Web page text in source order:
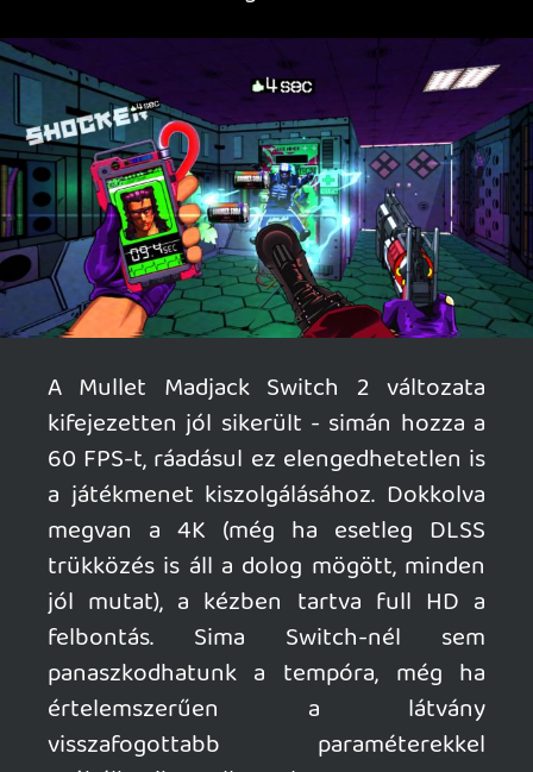
darabokra szamuráj karddal a
mechanikus gonosztevőket. Bárkinek
könnyedén ajánlható, hiszen egyszerű,
színtiszta szórakozás.
Mullet Madjack |PLATFORMPC, Xbox, PS,
Switch 1-2 (tesztelt) |KIADÓEpopeia
Games |FEJLESZTŐHAMMER95 |
MEGJELENÉS2026. április 30. |ÁR20 EUR